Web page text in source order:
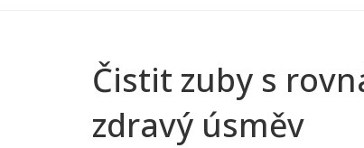
Čistit zuby s
zdravý úsměv